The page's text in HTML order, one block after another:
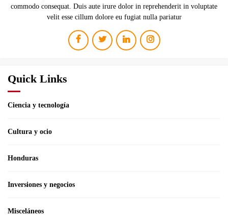
commodo consequat. Duis aute irure dolor in reprehenderit in voluptate
velit esse cillum dolore eu fugiat nulla pariatur
Quick Links
Ciencia y tecnología
Cultura y ocio
Honduras
Inversiones y negocios
Misceláneos